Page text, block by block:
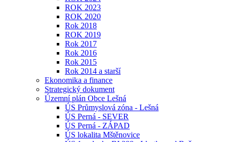
ROK 2023
ROK 2020
Rok 2018
ROK 2019
Rok 2017
Rok 2016
Rok 2015
Rok 2014 a starší
Ekonomika a finance
Strategický dokument
Územní plán Obce Lešná
ÚS Průmyslová zóna - Lešná
ÚS Perná - SEVER
ÚS Perná - ZÁPAD
ÚS lokalita Mštěnovice